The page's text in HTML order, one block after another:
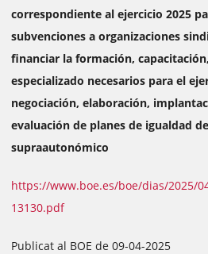
correspondiente al ejercicio 2025
subvenciones a organizaciones
financiar la formación,
especializado necesarios para el
negociación, elaboración,
evaluación de planes de igualdad
supraautonómico
https://www.boe.es/boe/dias/2025/
13130.pdf
Publicat al BOE de 09-04-2025